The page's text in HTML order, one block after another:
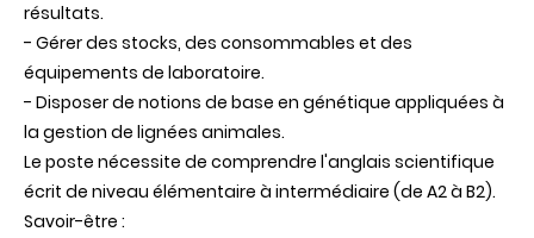
résultats.
- Gérer des stocks, des consommables et des
équipements de laboratoire.
- Disposer de notions de base en génétique appliquées à
la gestion de lignées animales.
Le poste nécessite de comprendre l'anglais scientifique
écrit de niveau élémentaire à intermédiaire (de A2 à B2).
Savoir-être :